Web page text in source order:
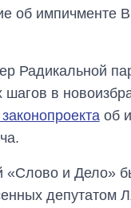
об импичменте
Радикальной
шагов в
об
«Слово и Дело»
депутатом